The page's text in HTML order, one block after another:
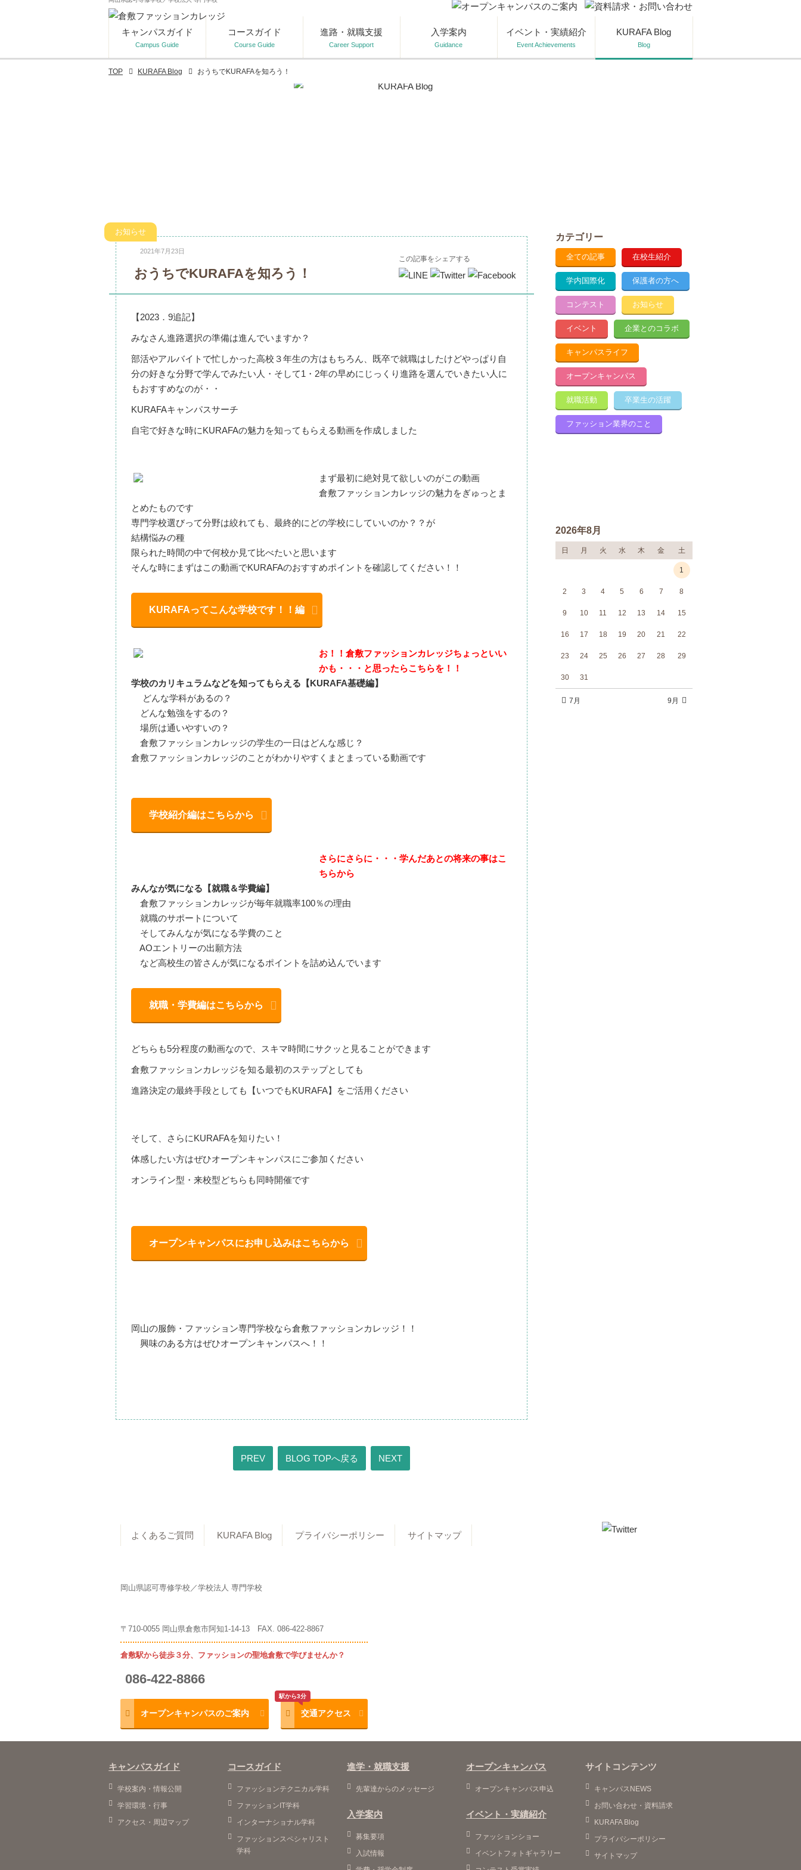
キャンパスガイド
Campus Guide
コースガイド
Course Guide
進路・就職支援
Career Support
入学案内
Guidance
イベント・実績紹介
Event Achievements
KURAFA Blog
Blog
TOP KURAFA Blog おうちでKURAFAを知ろう！
お知らせ
2021年7月23日
おうちでKURAFAを知ろう！
この記事をシェアする
【2023．9追記】
みなさん進路選択の準備は進んでいますか？
部活やアルバイトで忙しかった高校３年生の方はもちろん、既卒で就職はしたけどやっぱり自
分の好きな分野で学んでみたい人・そして1・2年の早めにじっくり進路を選んでいきたい人に
もおすすめなのが・・
KURAFAキャンパスサーチ
自宅で好きな時にKURAFAの魅力を知ってもらえる動画を作成しました
まず最初に絶対見て欲しいのがこの動画
倉敷ファッションカレッジの魅力をぎゅっとま
とめたものです
専門学校選びって分野は絞れても、最終的にどの学校にしていいのか？？が
結構悩みの種
限られた時間の中で何校か見て比べたいと思います
そんな時にまずはこの動画でKURAFAのおすすめポイントを確認してください！！
KURAFAってこんな学校です！！編
お！！倉敷ファッションカレッジちょっといい
かも・・・と思ったらこちらを！！
学校のカリキュラムなどを知ってもらえる【KURAFA基礎編】
どんな学科があるの？
どんな勉強をするの？
場所は通いやすいの？
倉敷ファッションカレッジの学生の一日はどんな感じ？
倉敷ファッションカレッジのことがわかりやすくまとまっている動画です
学校紹介編はこちらから
さらにさらに・・・学んだあとの将来の事はこ
ちらから
みんなが気になる【就職＆学費編】
倉敷ファッションカレッジが毎年就職率100％の理由
就職のサポートについて
そしてみんなが気になる学費のこと
AOエントリーの出願方法
など高校生の皆さんが気になるポイントを詰め込んでいます
就職・学費編はこちらから
どちらも5分程度の動画なので、スキマ時間にサクッと見ることができます
倉敷ファッションカレッジを知る最初のステップとしても
進路決定の最終手段としても【いつでもKURAFA】をご活用ください
そして、さらにKURAFAを知りたい！
体感したい方はぜひオープンキャンパスにご参加ください
オンライン型・来校型どちらも同時開催です
オープンキャンパスにお申し込みはこちらから
岡山の服飾・ファッション専門学校なら倉敷ファッションカレッジ！！
興味のある方はぜひオープンキャンパスへ！！
PREV BLOG TOPへ戻る NEXT
カテゴリー
全ての記事 在校生紹介
学内国際化 保護者の方へ
コンテスト お知らせ
イベント 企業とのコラボ
キャンパスライフ
オープンキャンパス
就職活動 卒業生の活躍
ファッション業界のこと
2026年8月
日 月 火 水 木 金 土
1
2 3 4 5 6 7 8
9 10 11 12 13 14 15
16 17 18 19 20 21 22
23 24 25 26 27 28 29
30 31
7月 9月
よくあるご質問 KURAFA Blog プライバシーポリシー サイトマップ
岡山県認可専修学校／学校法人 専門学校
〒710-0055 岡山県倉敷市阿知1-14-13 FAX. 086-422-8867
倉敷駅から徒歩３分、ファッションの聖地倉敷で学びませんか？
086-422-8866
オープンキャンパスのご案内
駅から3分
交通アクセス
キャンパスガイド
学校案内・情報公開
学習環境・行事
アクセス・周辺マップ
コースガイド
ファッションテクニカル学科
ファッションIT学科
インターナショナル学科
ファッションスペシャリスト
学科
進学・就職支援
先輩達からのメッセージ
入学案内
募集要項
入試情報
オープンキャンパス
オープンキャンパス申込
イベント・実績紹介
ファッションショー
イベントフォトギャラリー
サイトコンテンツ
キャンパスNEWS
お問い合わせ・資料請求
KURAFA Blog
プライバシーポリシー
サイトマップ